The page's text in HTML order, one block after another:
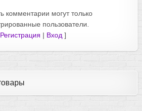
комментарии могут только
пользователи.
Регистрация | Вход ]